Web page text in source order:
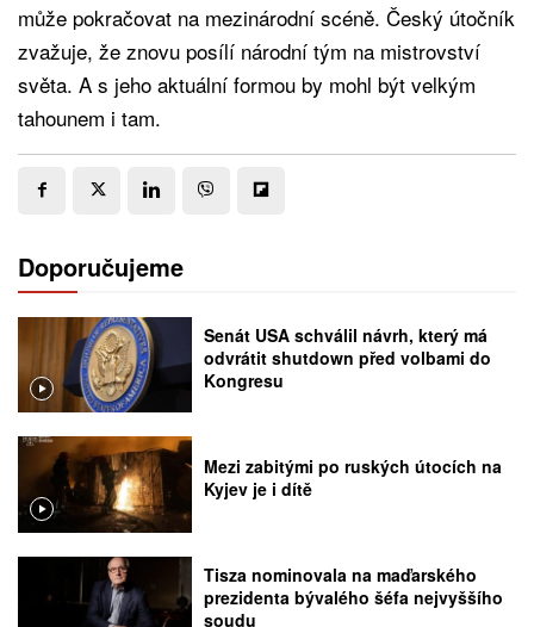
může pokračovat na mezinárodní scéně. Český útočník
zvažuje, že znovu posílí národní tým na mistrovství
světa. A s jeho aktuální formou by mohl být velkým
tahounem i tam.
Doporučujeme
Senát USA schválil návrh, který má
odvrátit shutdown před volbami do
Kongresu
Mezi zabitými po ruských útocích na
Kyjev je i dítě
Tisza nominovala na maďarského
prezidenta bývalého šéfa nejvyššího
soudu